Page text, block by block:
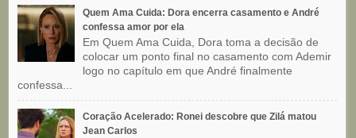
Quem Ama Cuida: Dora encerra casamento e André
confessa amor por ela
Em Quem Ama Cuida, Dora toma a decisão de
colocar um ponto final no casamento com Ademir
logo no capítulo em que André finalmente
confessa...
Coração Acelerado: Ronei descobre que Zilá matou
Jean Carlos